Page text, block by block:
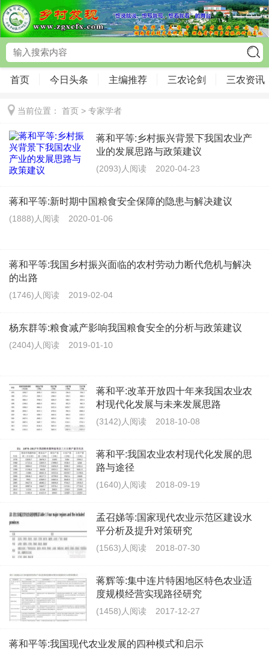
首页 今日头条 主编推荐 三农论剑 三农资讯
当前位置： 首页 > 专家学者
蒋和平等:乡村振兴背景下我国农业产
业的发展思路与政策建议
(2093)人阅读 2020-04-23
蒋和平等:新时期中国粮食安全保障的隐患与解决建议
(1888)人阅读 2020-01-06
蒋和平等:我国乡村振兴面临的农村劳动力断代危机与解决
的出路
(1746)人阅读 2019-02-04
杨东群等:粮食减产影响我国粮食安全的分析与政策建议
(2404)人阅读 2019-01-10
蒋和平:改革开放四十年来我国农业农
村现代化发展与未来发展思路
(3142)人阅读 2018-10-08
蒋和平:我国农业农村现代化发展的思
路与途径
(1640)人阅读 2018-09-19
孟召娣等:国家现代农业示范区建设水
平分析及提升对策研究
(1563)人阅读 2018-07-30
蒋辉等:集中连片特困地区特色农业适
度规模经营实现路径研究
(1458)人阅读 2017-12-27
蒋和平等:我国现代农业发展的四种模式和启示